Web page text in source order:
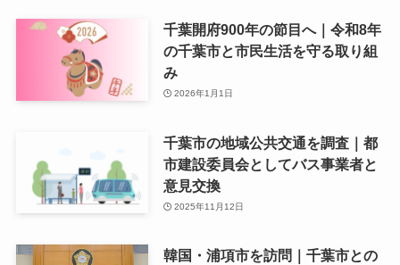
千葉開府900年の節目へ｜令和8年
の千葉市と市民生活を守る取り組
み
2026年1月1日
千葉市の地域公共交通を調査｜都
市建設委員会としてバス事業者と
意見交換
2025年11月12日
韓国・浦項市を訪問｜千葉市との